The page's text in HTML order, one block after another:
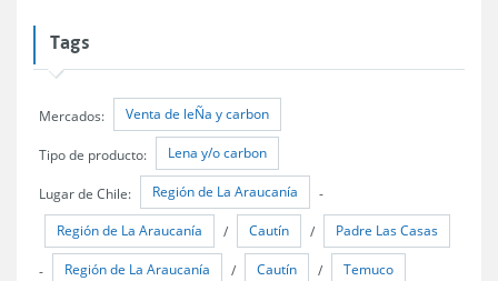
Tags
Mercados: Venta de leÑa y carbon
Tipo de producto: Lena y/o carbon
Lugar de Chile: Región de La Araucanía -
Región de La Araucanía / Cautín / Padre Las Casas
- Región de La Araucanía / Cautín / Temuco